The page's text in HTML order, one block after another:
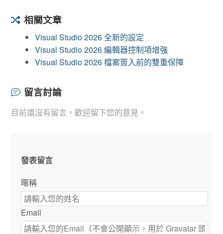
相關文章
Visual Studio 2026 全新的設定
Visual Studio 2026 編輯器控制項增強
Visual Studio 2026 檔案簽入前的雙重保障
留言討論
目前還沒有留言，歡迎留下您的意見。
發表留言
暱稱
Email